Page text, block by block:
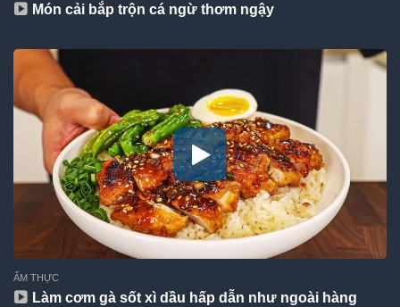
Món cải bắp trộn cá ngừ thơm ngậy
ẨM THỰC
Làm cơm gà sốt xì dầu hấp dẫn như ngoài hàng